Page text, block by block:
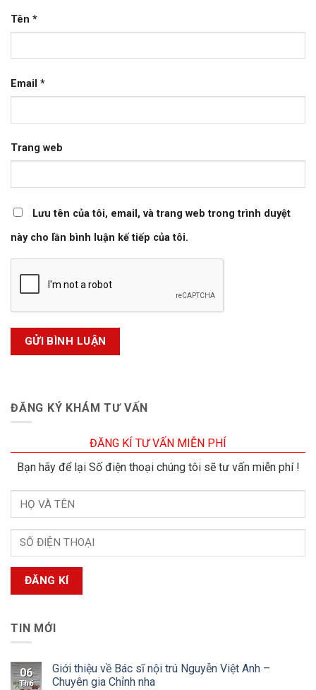
Tên *
Email *
Trang web
Lưu tên của tôi, email, và trang web trong trình duyệt
này cho lần bình luận kế tiếp của tôi.
ĐĂNG KÝ KHÁM TƯ VẤN
ĐĂNG KÍ TƯ VẤN MIỄN PHÍ
Bạn hãy để lại Số điện thoại chúng tôi sẽ tư vấn miễn phí !
TIN MỚI
06
Th6
Giới thiệu về Bác sĩ nội trú Nguyễn Việt Anh –
Chuyên gia Chỉnh nha